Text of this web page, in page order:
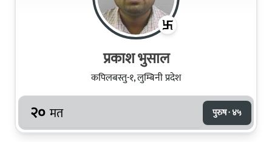
प्रकाश भुसाल
कपिलबस्तु-१, लुम्बिनी प्रदेश
२० मत पुरुष · ४५